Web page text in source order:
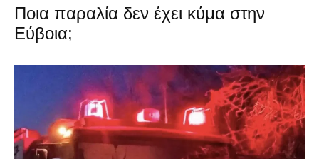
Ποια παραλία δεν έχει κύμα στην
Εύβοια;